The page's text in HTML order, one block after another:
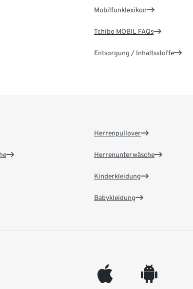
Mobilfunklexikon
Tchibo MOBIL FAQs
Entsorgung / Inhaltsstoffe
Herrenpullover
Herrenunterwäsche
Kinderkleidung
Babykleidung
appleinc android